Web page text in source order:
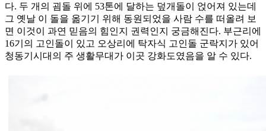
다. 두 개의 굄돌 위에 53톤에 달하는 덮개돌이 얹어져 있는데
그 옛날 이 돌을 옮기기 위해 동원되었을 사람 수를 떠올려 보
면 이것이 과연 믿음의 힘인지 권력인지 궁금해진다. 부근리에
16기의 고인돌이 있고 오상리에 탁자식 고인돌 군락지가 있어
청동기시대의 주 생활무대가 이곳 강화도였음을 알 수 있다.